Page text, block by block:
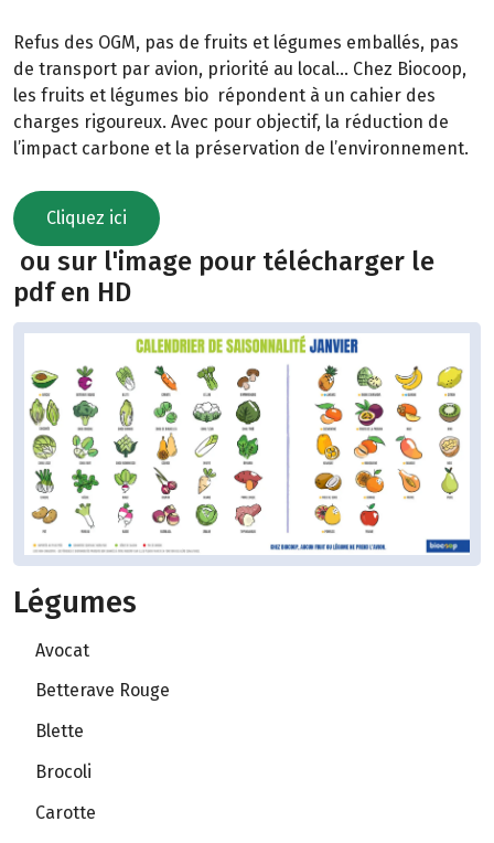
Refus des OGM, pas de fruits et légumes emballés, pas
de transport par avion, priorité au local… Chez Biocoop,
les fruits et légumes bio répondent à un cahier des
charges rigoureux. Avec pour objectif, la réduction de
l’impact carbone et la préservation de l’environnement.
Cliquez ici
ou sur l'image pour télécharger le
pdf en HD
Légumes
Avocat
Betterave Rouge
Blette
Brocoli
Carotte